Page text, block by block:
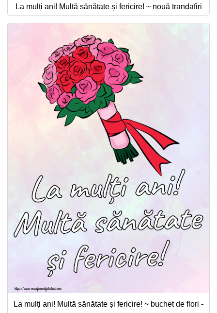
La mulți ani! Multă sănătate și fericire! ~ nouă trandafiri
La mulți ani! Multă sănătate și fericire! ~ buchet de flori -